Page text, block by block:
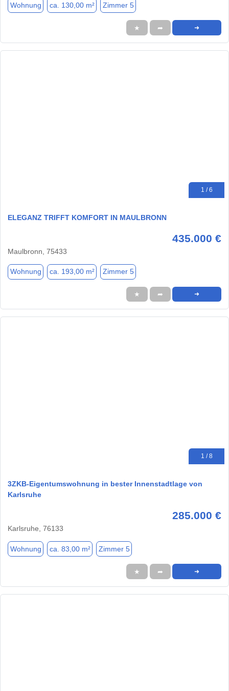
Wohnung ca. 130,00 m² Zimmer 5
★ ➦ ➜
1 / 6
ELEGANZ TRIFFT KOMFORT IN MAULBRONN
435.000 €
Maulbronn, 75433
Wohnung ca. 193,00 m² Zimmer 5
★ ➦ ➜
1 / 8
3ZKB-Eigentumswohnung in bester Innenstadtlage von
Karlsruhe
285.000 €
Karlsruhe, 76133
Wohnung ca. 83,00 m² Zimmer 5
★ ➦ ➜